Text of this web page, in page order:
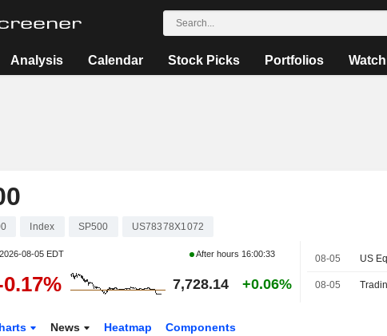
Analysis Calendar Stock Picks Portfolios
Index SP500 US78378X1072
08-05 EDT After hours 16:00:33
0.17% 7,728.14 +0.06%
08-05
08-05
News Heatmap Components